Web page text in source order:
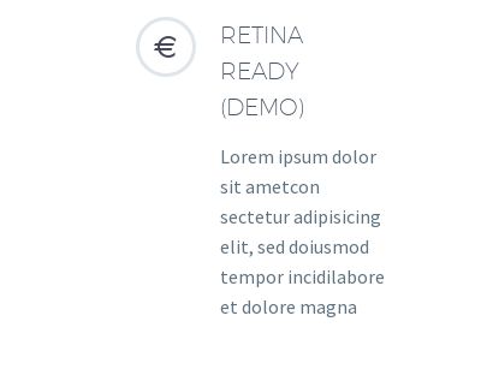


RETINA
READY
(DEMO)
Lorem ipsum dolor
sit ametcon
sectetur adipisicing
elit, sed doiusmod
tempor incidilabore
et dolore magna